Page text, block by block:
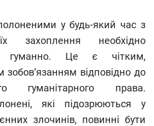
у будь-який час з
захоплення необхідно
гуманно. Це є чітким,
зобов’язанням відповідно до
гуманітарного права.
які підозрюються у
злочинів, повинні бути